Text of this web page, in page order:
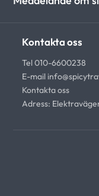
Kontakta oss
Tel 010-6600238
E-mail
Kontakta oss
Adress: